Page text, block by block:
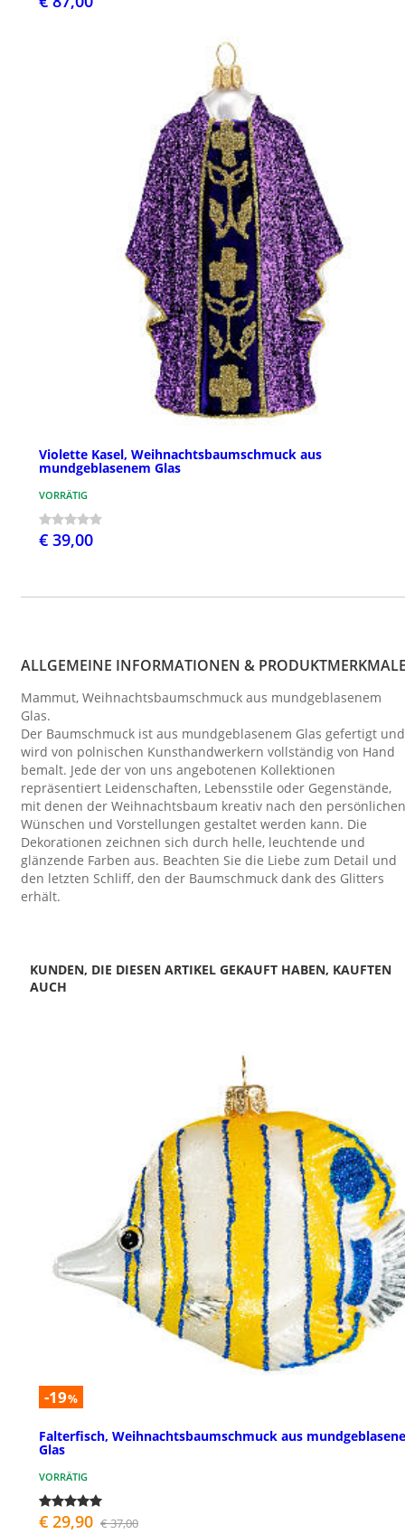
Violette Kasel, Weihnachtsbaumschmuck aus
mundgeblasenem Glas
VORRÄTIG
€ 39,00
ALLGEMEINE INFORMATIONEN &
Mammut, Weihnachtsbaumschmuck aus mundgeblasenem
Glas.
Der Baumschmuck ist aus mundgeblasenem Glas gefertigt und
wird von polnischen Kunsthandwerkern vollständig von Hand
bemalt. Jede der von uns angebotenen Kollektionen
repräsentiert Leidenschaften, Lebensstile oder Gegenstände,
mit denen der Weihnachtsbaum kreativ nach den persönlichen
Wünschen und Vorstellungen gestaltet werden kann. Die
Dekorationen zeichnen sich durch helle, leuchtende und
glänzende Farben aus. Beachten Sie die Liebe zum Detail und
den letzten Schliff, den der Baumschmuck dank des Glitters
erhält.
KUNDEN, DIE DIESEN ARTIKEL GEKAUFT HABEN, KAUFTEN
AUCH
-19%
Falterfisch, Weihnachtsbaumschmuck aus
Glas
VORRÄTIG
€ 29,90 € 37,00